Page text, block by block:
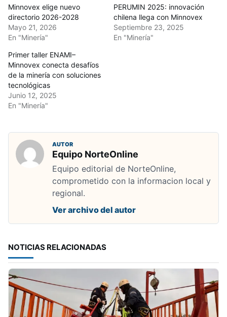
Minnovex elige nuevo
directorio 2026-2028
Mayo 21, 2026
En "Minería"
PERUMIN 2025: innovación
chilena llega con Minnovex
Septiembre 23, 2025
En "Minería"
Primer taller ENAMI–
Minnovex conecta desafíos
de la minería con soluciones
tecnológicas
Junio 12, 2025
En "Minería"
AUTOR
Equipo NorteOnline
Equipo editorial de NorteOnline,
comprometido con la informacion local y
regional.
Ver archivo del autor
NOTICIAS RELACIONADAS